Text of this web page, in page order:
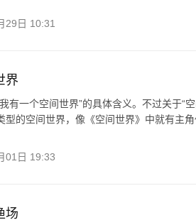
29日 10:31
界
有一个空间世界”的具体含义。不过关于“
型的空间世界，像《空间世界》中就有主
01日 19:33
场